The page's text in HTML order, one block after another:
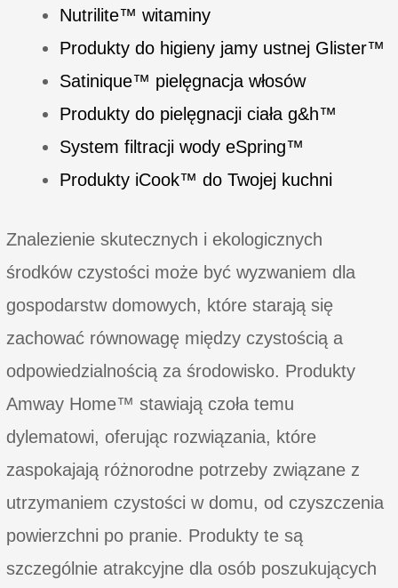
Nutrilite™ witaminy
Produkty do higieny jamy ustnej Glister™
Satinique™ pielęgnacja włosów
Produkty do pielęgnacji ciała g&h™
System filtracji wody eSpring™
Produkty iCook™ do Twojej kuchni
Znalezienie skutecznych i ekologicznych
środków czystości może być wyzwaniem dla
gospodarstw domowych, które starają się
zachować równowagę między czystością a
odpowiedzialnością za środowisko. Produkty
Amway Home™ stawiają czoła temu
dylematowi, oferując rozwiązania, które
zaspokajają różnorodne potrzeby związane z
utrzymaniem czystości w domu, od czyszczenia
powierzchni po pranie. Produkty te są
szczególnie atrakcyjne dla osób poszukujących